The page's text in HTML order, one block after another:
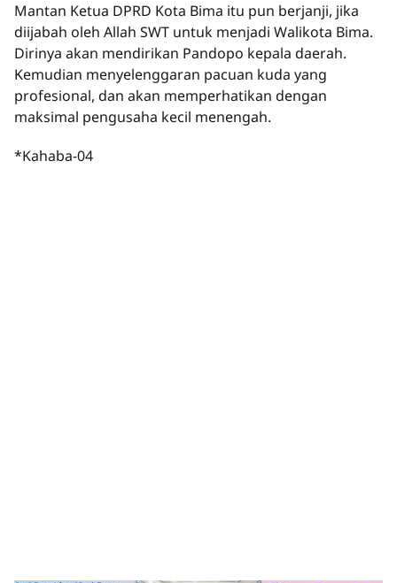
Mantan Ketua DPRD Kota Bima itu pun berjanji, jika
diijabah oleh Allah SWT untuk menjadi Walikota Bima.
Dirinya akan mendirikan Pandopo kepala daerah.
Kemudian menyelenggaran pacuan kuda yang
profesional, dan akan memperhatikan dengan
maksimal pengusaha kecil menengah.
*Kahaba-04